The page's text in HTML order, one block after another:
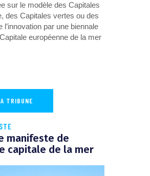
sur le modèle des Capitales
des Capitales vertes ou des
l’innovation par une biennale
européenne de la mer
TRIBUNE
manifeste de
capitale de la mer